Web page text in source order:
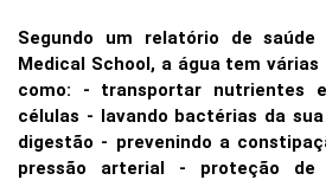
Segundo um relatório de saúde
Medical School, a água tem
como: - transportar nutrientes
células - lavando bactérias da
digestão - prevenindo a
pressão arterial - proteção de